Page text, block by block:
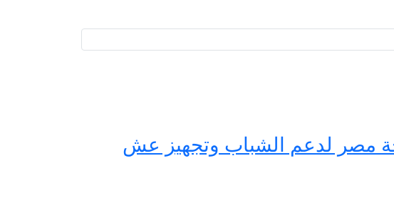
مبادرة فرحة مصر لدعم الشباب وتجهيز عش